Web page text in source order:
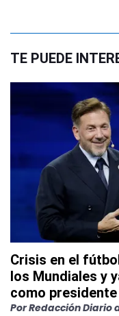
TE PUEDE
Crisis en el
los Mundiales y
como presidente
PorRedacción Diario